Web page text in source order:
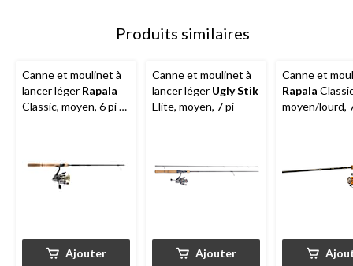
Produits similaires
Canne et moulinet à
lancer léger Rapala
Classic, moyen, 6 pi 6
Ajouter
Canne et moulinet à
lancer léger Ugly Stik
Elite, moyen, 7 pi
Ajouter
Canne et
Rapala
moyen/lourd,